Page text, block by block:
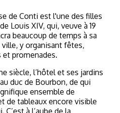
de Conti est l'une des filles
Louis XIV, qui, veuve à 19
beaucoup de temps à sa
y organisant fêtes,
et promenades.
siècle, l’hôtel et ses jardins
duc de Bourbon, de qui
ensemble de
de tableaux encore visible
C’est à l’aube de la